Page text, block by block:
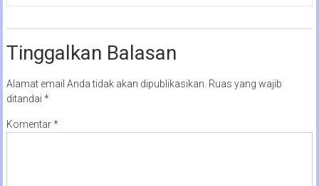
Tinggalkan Balasan
Alamat email Anda tidak akan dipublikasikan. Ruas yang wajib
ditandai *
Komentar*